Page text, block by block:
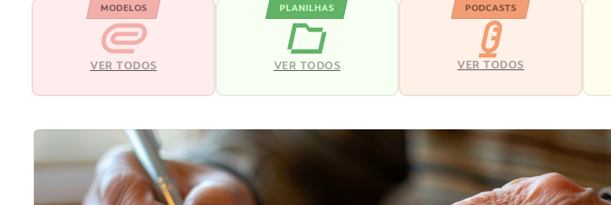
MODELOS
VER TODOS
PLANILHAS
VER TODOS
PODCASTS
VER TODOS